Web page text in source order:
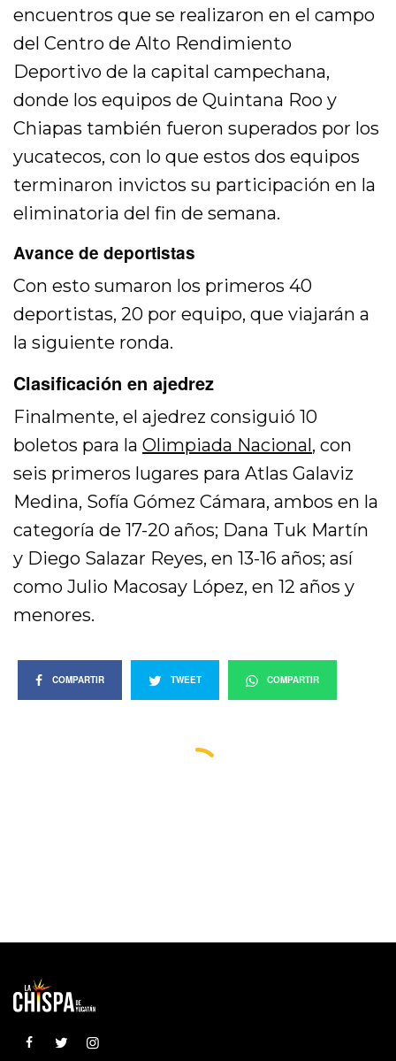
encuentros que se realizaron en el campo
del Centro de Alto Rendimiento
Deportivo de la capital campechana,
donde los equipos de Quintana Roo y
Chiapas también fueron superados por los
yucatecos, con lo que estos dos equipos
terminaron invictos su participación en la
eliminatoria del fin de semana.
Avance de deportistas
Con esto sumaron los primeros 40
deportistas, 20 por equipo, que viajarán a
la siguiente ronda.
Clasificación en ajedrez
Finalmente, el ajedrez consiguió 10
boletos para laOlimpiada Nacional , con
seis primeros lugares para Atlas Galaviz
Medina, Sofía Gómez Cámara, ambos en la
categoría de 17-20 años; Dana Tuk Martín
y Diego Salazar Reyes, en 13-16 años; así
como Julio Macosay López, en 12 años y
menores.
COMPARTIR TWEET COMPARTIR